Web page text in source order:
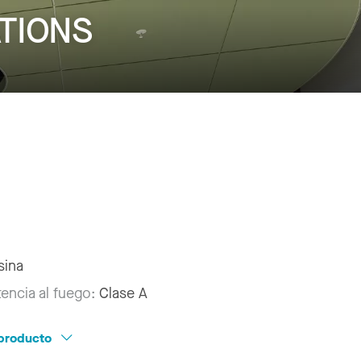
al fuego:Clase A